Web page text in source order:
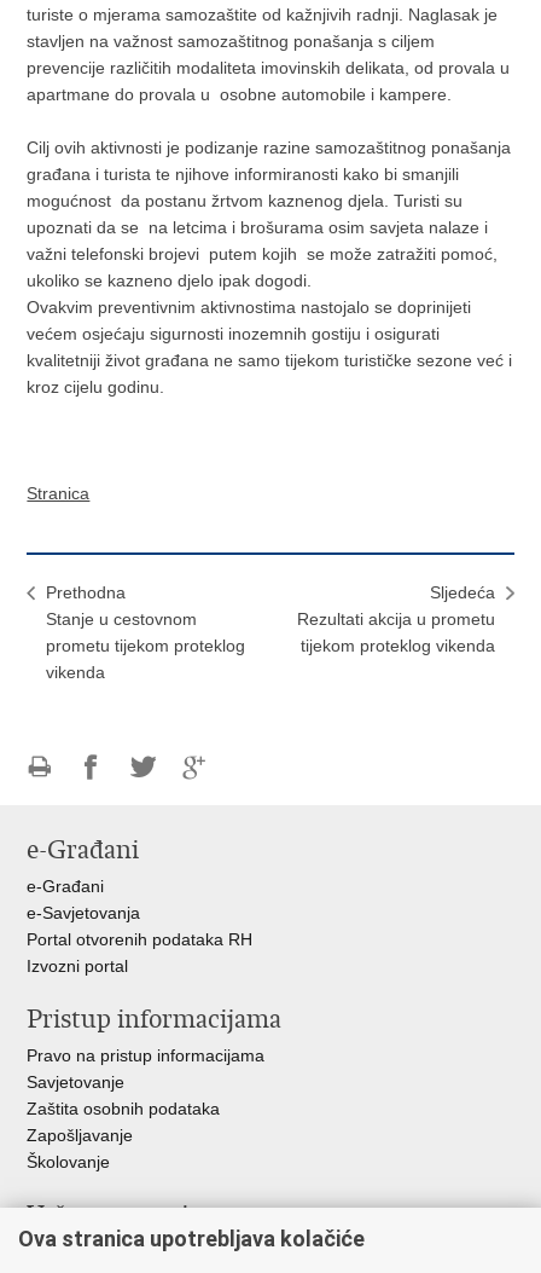
turiste o mjerama samozaštite od kažnjivih radnji. Naglasak je
stavljen na važnost samozaštitnog ponašanja s ciljem
prevencije različitih modaliteta imovinskih delikata, od provala u
apartmane do provala u osobne automobile i kampere.
Cilj ovih aktivnosti je podizanje razine samozaštitnog ponašanja
građana i turista te njihove informiranosti kako bi smanjili
mogućnost da postanu žrtvom kaznenog djela. Turisti su
upoznati da se na letcima i brošurama osim savjeta nalaze i
važni telefonski brojevi putem kojih se može zatražiti pomoć,
ukoliko se kazneno djelo ipak dogodi.
Ovakvim preventivnim aktivnostima nastojalo se doprinijeti
većem osjećaju sigurnosti inozemnih gostiju i osigurati
kvalitetniji život građana ne samo tijekom turističke sezone već i
kroz cijelu godinu.
Stranica
Prethodna
Stanje u cestovnom
prometu tijekom proteklog
vikenda
Sljedeća
Rezultati akcija u prometu
tijekom proteklog vikenda
FacebookuTwitteru
e-Građani
e-Građani
e-Savjetovanja
Portal otvorenih podataka RH
Izvozni portal
Pristup informacijama
Pravo na pristup informacijama
Savjetovanje
Zaštita osobnih podataka
Zapošljavanje
Školovanje
Važne poveznice
Ministarstvo unutarnjih poslova
Ova stranica upotrebljava kolačiće